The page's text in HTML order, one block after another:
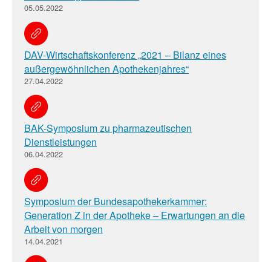
05.05.2022
DAV-Wirtschaftskonferenz „2021 – Bilanz eines
außergewöhnlichen Apothekenjahres“
27.04.2022
BAK-Symposium zu pharmazeutischen
Dienstleistungen
06.04.2022
Symposium der Bundesapothekerkammer:
Generation Z in der Apotheke – Erwartungen an die
Arbeit von morgen
14.04.2021